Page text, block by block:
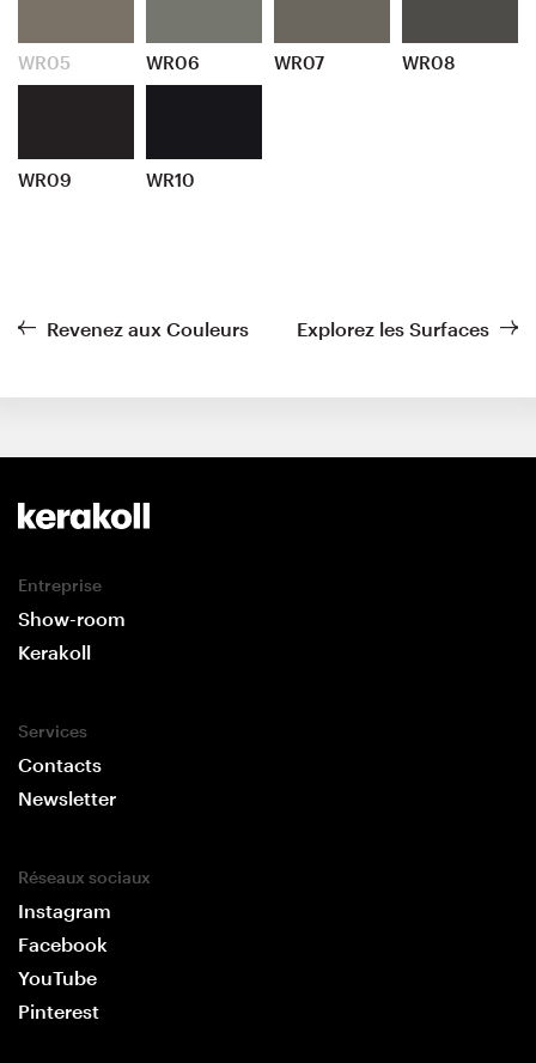
WR05 WR06 WR07 WR08
WR09 WR10
Revenez aux Couleurs Explorez les Surfaces
Entreprise
Show-room
Kerakoll
Services
Contacts
Newsletter
Réseaux sociaux
Instagram
Facebook
YouTube
Pinterest